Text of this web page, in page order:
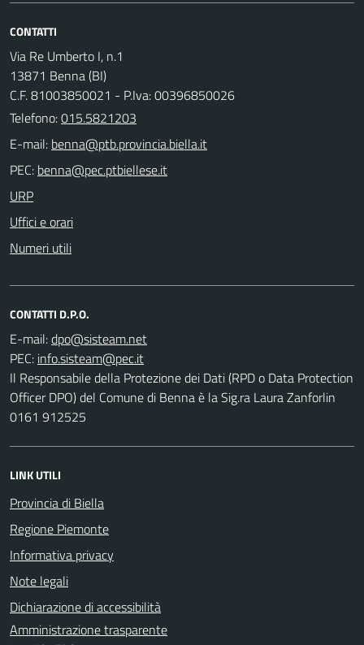
CONTATTI
Via Re Umberto I, n.1
13871 Benna (BI)
C.F. 81003850021 - P.Iva: 00396850026
Telefono:015.5821203
E-mail:
PEC:
URP
Uffici e orari
Numeri utili
CONTATTI D.P.O.
E-mail:
PEC:
Il Responsabile della Protezione dei Dati (RPD o Data Protection
Officer DPO) del Comune di Benna è la Sig.ra Laura Zanforlin
0161 912525
LINK UTILI
Provincia di Biella
Regione Piemonte
Informativa privacy
Note legali
Dichiarazione di accessibilità
Amministrazione trasparente